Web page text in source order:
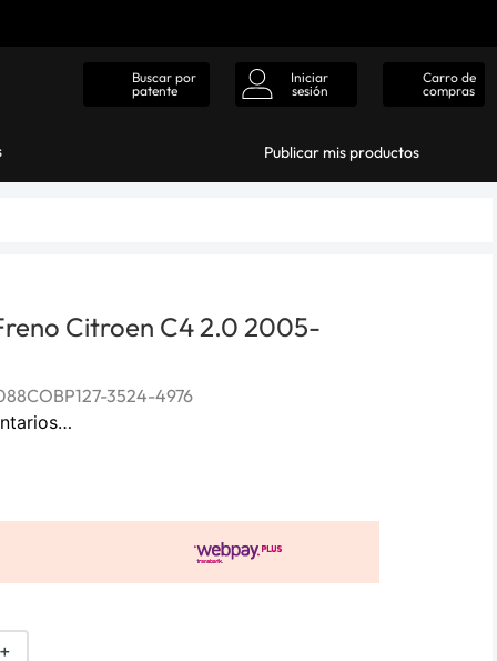
Buscar por
patente
Iniciar
sesión
Carro de
compras
Publicar mis productos
Citroen C4 2.0 2005-
3524-4976
＋